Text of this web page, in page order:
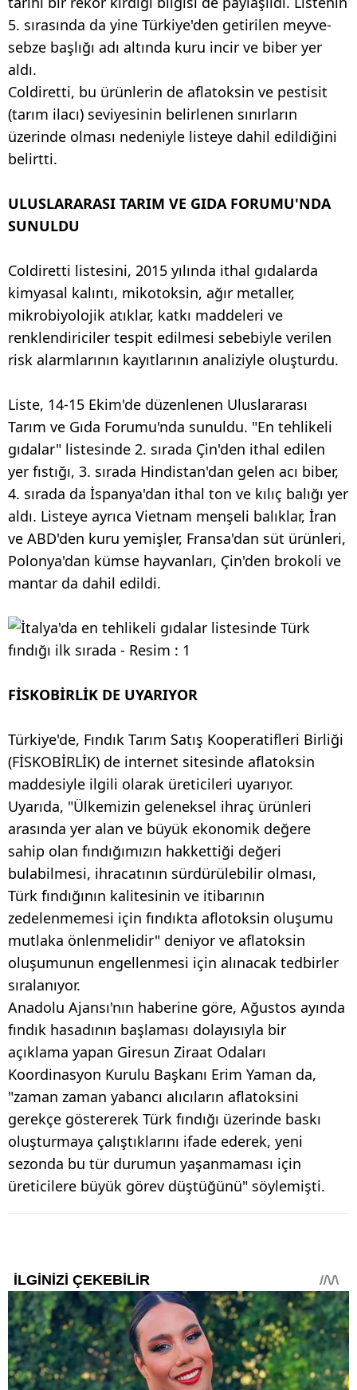
5. sırasında da yine Türkiye'den getirilen meyve-
sebze başlığı adı altında kuru incir ve biber yer
aldı.
Coldiretti, bu ürünlerin de aflatoksin ve pestisit
(tarım ilacı) seviyesinin belirlenen sınırların
üzerinde olması nedeniyle listeye dahil edildiğini
belirtti.
ULUSLARARASI TARIM VE GIDA FORUMU'NDA
SUNULDU
Coldiretti listesini, 2015 yılında ithal gıdalarda
kimyasal kalıntı, mikotoksin, ağır metaller,
mikrobiyolojik atıklar, katkı maddeleri ve
renklendiriciler tespit edilmesi sebebiyle verilen
risk alarmlarının kayıtlarının analiziyle oluşturdu.
Liste, 14-15 Ekim'de düzenlenen Uluslararası
Tarım ve Gıda Forumu'nda sunuldu. "En tehlikeli
gıdalar" listesinde 2. sırada Çin'den ithal edilen
yer fıstığı, 3. sırada Hindistan'dan gelen acı biber,
4. sırada da İspanya'dan ithal ton ve kılıç balığı yer
aldı. Listeye ayrıca Vietnam menşeli balıklar, İran
ve ABD'den kuru yemişler, Fransa'dan süt ürünleri,
Polonya'dan kümse hayvanları, Çin'den brokoli ve
mantar da dahil edildi.
FİSKOBİRLİK DE UYARIYOR
Türkiye'de, Fındık Tarım Satış Kooperatifleri Birliği
(FİSKOBİRLİK) de internet sitesinde aflatoksin
maddesiyle ilgili olarak üreticileri uyarıyor.
Uyarıda, "Ülkemizin geleneksel ihraç ürünleri
arasında yer alan ve büyük ekonomik değere
sahip olan fındığımızın hakkettiği değeri
bulabilmesi, ihracatının sürdürülebilir olması,
Türk fındığının kalitesinin ve itibarının
zedelenmemesi için fındıkta aflotoksin oluşumu
mutlaka önlenmelidir" deniyor ve aflatoksin
oluşumunun engellenmesi için alınacak tedbirler
sıralanıyor.
Anadolu Ajansı'nın haberine göre, Ağustos ayında
fındık hasadının başlaması dolayısıyla bir
açıklama yapan Giresun Ziraat Odaları
Koordinasyon Kurulu Başkanı Erim Yaman da,
"zaman zaman yabancı alıcıların aflatoksini
gerekçe göstererek Türk fındığı üzerinde baskı
oluşturmaya çalıştıklarını ifade ederek, yeni
sezonda bu tür durumun yaşanmaması için
üreticilere büyük görev düştüğünü" söylemişti.